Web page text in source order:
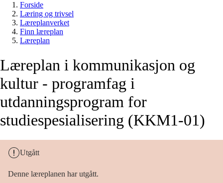
Forside
Læring og trivsel
Læreplanverket
Finn læreplan
Læreplan
Læreplan i kommunikasjon og
kultur - programfag i
utdanningsprogram for
studiespesialisering (KKM1-01)
Utgått
Denne læreplanen har utgått.